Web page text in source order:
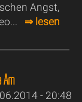
Angst,
⇒ lesen
- 20:48